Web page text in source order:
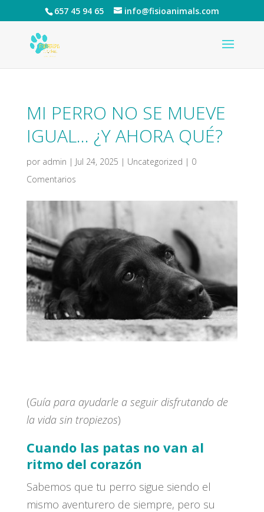
657 45 94 65 info@fisioanimals.com
MI PERRO NO SE MUEVE
IGUAL… ¿Y AHORA QUÉ?
por admin | Jul 24, 2025 | Uncategorized | 0
Comentarios
(Guía para ayudarle a seguir disfrutando de
la vida sin tropiezos)
Cuando las patas no van al
ritmo del corazón
Sabemos que tu perro sigue siendo el
mismo aventurero de siempre, pero su